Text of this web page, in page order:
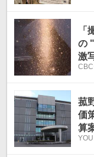
「
の
激
菰
価
算